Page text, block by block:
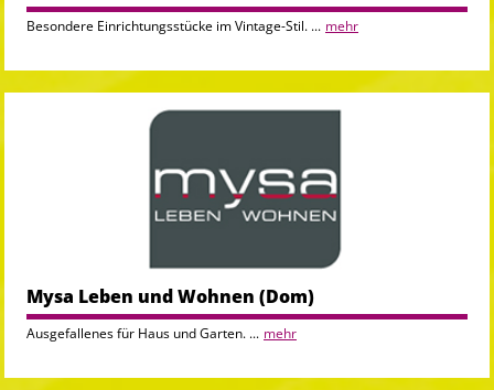
Besondere Einrichtungsstücke im Vintage-Stil. ... mehr
Mysa Leben und Wohnen (Dom)
Ausgefallenes für Haus und Garten. ... mehr